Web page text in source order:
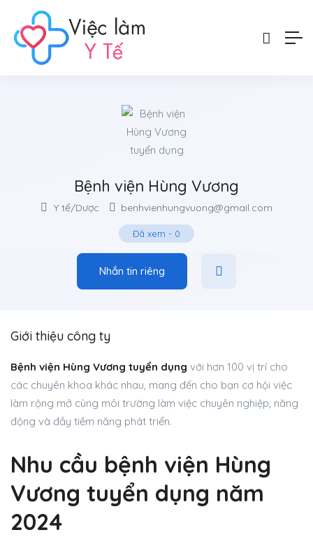
Bệnh viện Hùng Vương
Y tế/Dược benhvienhungvuong@gmail.com
Đã xem - 0
Nhắn tin riêng
Giới thiệu công ty
Bệnh viện Hùng Vương tuyển dụng với hơn 100 vị trí cho
các chuyên khoa khác nhau, mang đến cho bạn cơ hội việc
làm rộng mở cùng môi trường làm việc chuyên nghiệp, năng
động và đầy tiềm năng phát triển.
Nhu cầu bệnh viện Hùng
Vương tuyển dụng năm
2024